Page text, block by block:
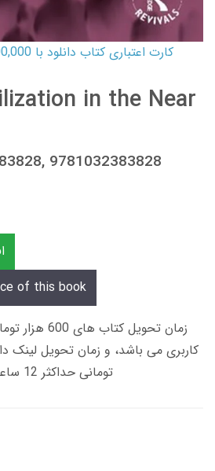
in the Near
9781032383828
of this book
زمان تحویل
تومانی حداکثر 12 ساعت از طریق پیامک/ایمیل